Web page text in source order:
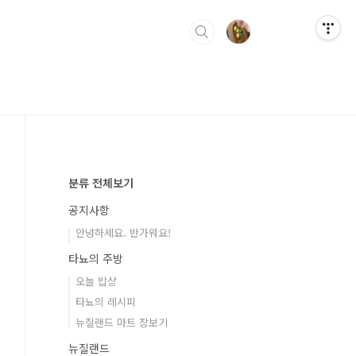
분류 전체보기
공지사항
안녕하세요. 반가워요!
타뇨의 주방
오늘 밥상
타뇨의 레시피
뉴질랜드 마트 장보기
뉴질랜드